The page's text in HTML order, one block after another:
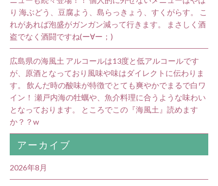
り 海ぶどう、豆腐よう、島らっきょう、すくがらす。 こ
れがあれば泡盛がガンガン減って行きます。 まさしく酒
盗でなく酒闘ですね(ー∀ー；)
広島県の海風土 アルコールは13度と低アルコールです
が、原酒となっており風味や味はダイレクトに伝わりま
す。 飲んだ時の酸味が特徴でとても爽やかでまるで白ワ
イン！ 瀬戸内海の牡蠣や、魚介料理に合うような味わい
となっております。 ところでこの『海風土』読めます
か？？w
アーカイブ
2026年8月